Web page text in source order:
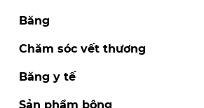
Băng
Chăm sóc vết thương
Băng y tế
Sản phẩm bông